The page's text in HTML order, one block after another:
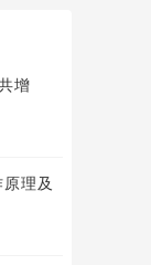
增
理及